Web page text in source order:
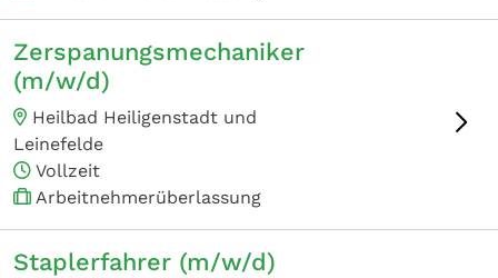
Zerspanungsmechaniker
(m/w/d)
Heilbad Heiligenstadt und
Leinefelde
Vollzeit
Arbeitnehmerüberlassung
Staplerfahrer (m/w/d)